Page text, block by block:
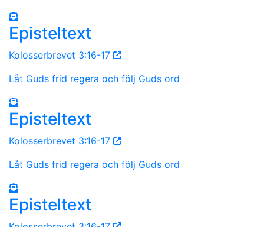
Episteltext
Kolosserbrevet 3:16-17
Låt Guds frid regera och följ Guds ord
Episteltext
Kolosserbrevet 3:16-17
Låt Guds frid regera och följ Guds ord
Episteltext